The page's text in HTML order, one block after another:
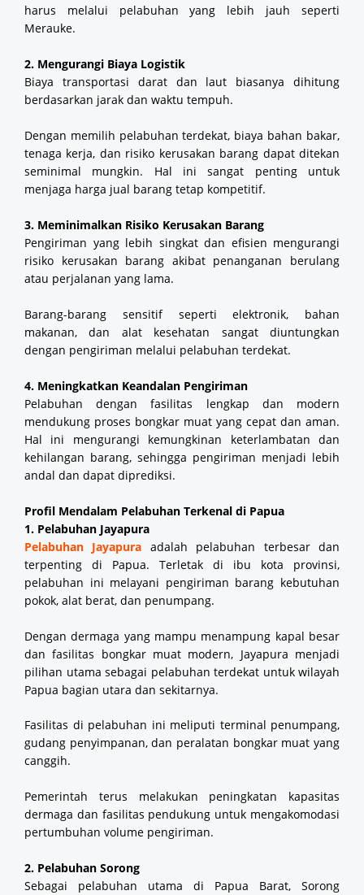
harus melalui pelabuhan yang lebih jauh seperti
Merauke.
2. Mengurangi Biaya Logistik
Biaya transportasi darat dan laut biasanya dihitung
berdasarkan jarak dan waktu tempuh.
Dengan memilih pelabuhan terdekat, biaya bahan bakar,
tenaga kerja, dan risiko kerusakan barang dapat ditekan
seminimal mungkin. Hal ini sangat penting untuk
menjaga harga jual barang tetap kompetitif.
3. Meminimalkan Risiko Kerusakan Barang
Pengiriman yang lebih singkat dan efisien mengurangi
risiko kerusakan barang akibat penanganan berulang
atau perjalanan yang lama.
Barang-barang sensitif seperti elektronik, bahan
makanan, dan alat kesehatan sangat diuntungkan
dengan pengiriman melalui pelabuhan terdekat.
4. Meningkatkan Keandalan Pengiriman
Pelabuhan dengan fasilitas lengkap dan modern
mendukung proses bongkar muat yang cepat dan aman.
Hal ini mengurangi kemungkinan keterlambatan dan
kehilangan barang, sehingga pengiriman menjadi lebih
andal dan dapat diprediksi.
Profil Mendalam Pelabuhan Terkenal di Papua
1. Pelabuhan Jayapura
Pelabuhan Jayapura adalah pelabuhan terbesar dan
terpenting di Papua. Terletak di ibu kota provinsi,
pelabuhan ini melayani pengiriman barang kebutuhan
pokok, alat berat, dan penumpang.
Dengan dermaga yang mampu menampung kapal besar
dan fasilitas bongkar muat modern, Jayapura menjadi
pilihan utama sebagai pelabuhan terdekat untuk wilayah
Papua bagian utara dan sekitarnya.
Fasilitas di pelabuhan ini meliputi terminal penumpang,
gudang penyimpanan, dan peralatan bongkar muat yang
canggih.
Pemerintah terus melakukan peningkatan kapasitas
dermaga dan fasilitas pendukung untuk mengakomodasi
pertumbuhan volume pengiriman.
2. Pelabuhan Sorong
Sebagai pelabuhan utama di Papua Barat, Sorong